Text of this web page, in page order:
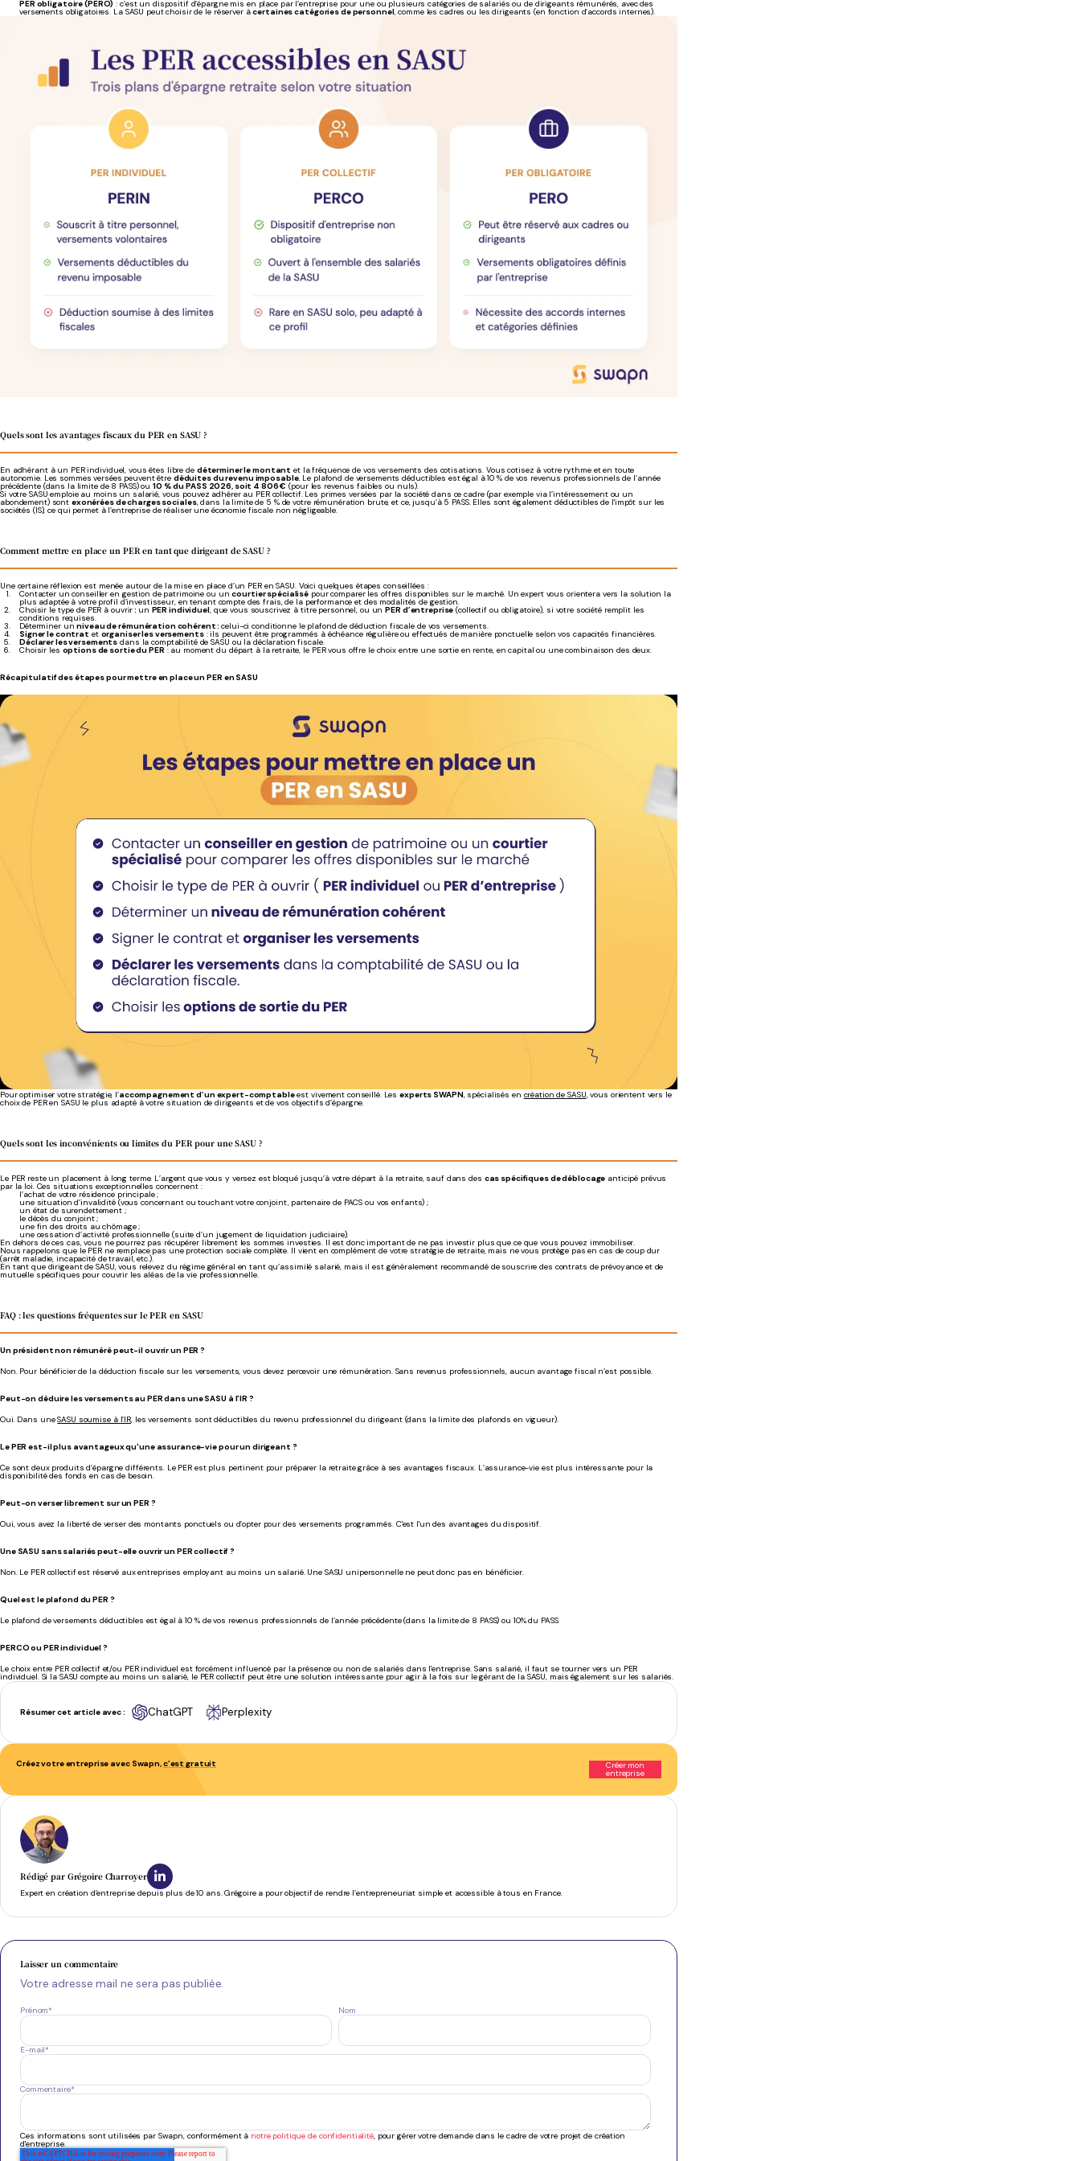
PER obligatoire (PERO) : c’est un dispositif d’épargne mis en place par l’entreprise pour une ou plusieurs catégories de salariés ou de dirigeants rémunérés, avec des
versements obligatoires. La SASU peut choisir de le réserver àcertaines catégories de personnel, comme les cadres ou les dirigeants (en fonction d’accords internes).
Quels sont les avantages fiscaux du PER en SASU ?
En adhérant à un PER individuel, vous êtes libre de déterminer le montant et la fréquence de vos versements des cotisations. Vous cotisez à votre rythme et en toute
autonomie. Les sommes versées peuvent être déduites du revenu imposable. Le plafond de versements déductibles est égal à 10 % de vos revenus professionnels de l’année
précédente (dans la limite de 8 PASS) ou10 % du PASS 2026, soit 4 806 € (pour les revenus faibles ou nuls).
Si votre SASU emploie au moins un salarié, vous pouvez adhérer au PER collectif. Les primes versées par la société dans ce cadre (par exemple via l’intéressement ou un
abondement) sont exonérées de charges sociales, dans la limite de 5 % de votre rémunération brute, et ce, jusqu’à 5 PASS. Elles sont également déductibles de l'impôt sur les
sociétés (IS), ce qui permet à l’entreprise de réaliser une économie fiscale non négligeable.
Comment mettre en place un PER en tant que dirigeant de SASU ?
Une certaine réflexion est menée autour de la mise en place d’un PER en SASU. Voici quelques étapes conseillées :
Contacter un conseiller en gestion de patrimoine ou uncourtier spécialisé pour comparer les offres disponibles sur le marché. Un expert vous orientera vers la solution la
plus adaptée à votre profil d’investisseur, en tenant compte des frais, de la performance et des modalités de gestion.
Choisir le type de PER à ouvrir: un PER individuel, que vous souscrivez à titre personnel, ou unPER d’entreprise (collectif ou obligatoire), si votre société remplit les
conditions requises.
Déterminer unniveau de rémunération cohérent :celui-ci conditionne le plafond de déduction fiscale de vos versements.
Signer le contrat et organiser les versements: ils peuvent être programmés à échéance régulière ou effectués de manière ponctuelle selon vos capacités financières.
Déclarer les versements dans la comptabilité de SASU ou la déclaration fiscale.
Choisir les options de sortie du PER : au moment du départ à la retraite, le PER vous offre le choix entre une sortie en rente, en capital ou une combinaison des deux.
Récapitulatif des étapes pour mettre en place un PER en SASU
Pour optimiser votre stratégie, l’accompagnement d’un expert-comptableest vivement conseillé. Lesexperts SWAPN, spécialisés en création de SASU , vous orientent vers le
choix de PER en SASU le plus adapté à votre situation de dirigeants et de vos objectifs d’épargne.
Quels sont les inconvénients ou limites du PER pour une SASU ?
Le PER reste un placement à long terme. L’argent que vous y versez est bloqué jusqu’à votre départ à la retraite, sauf dans des cas spécifiques de déblocage anticipé prévus
par la loi. Ces situations exceptionnelles concernent :
l’achat de votre résidence principale ;
une situation d’invalidité (vous concernant ou touchant votre conjoint, partenaire de PACS ou vos enfants) ;
un état de surendettement ;
le décès du conjoint ;
une fin des droits au chômage ;
une cessation d’activité professionnelle (suite d’un jugement de liquidation judiciaire).
En dehors de ces cas, vous ne pourrez pas récupérer librement les sommes investies. Il est donc important de ne pas investir plus que ce que vous pouvez immobiliser.
Nous rappelons que le PER ne remplace pas une protection sociale complète. Il vient en complément de votre stratégie de retraite, mais ne vous protège pas en cas de coup dur
(arrêt maladie, incapacité de travail, etc.).
En tant que dirigeant de SASU, vous relevez du régime général en tant qu’assimilé salarié, mais il est généralement recommandé de souscrire des contrats de prévoyance et de
mutuelle spécifiques pour couvrir les aléas de la vie professionnelle.
FAQ : les questions fréquentes sur le PER en SASU
Un président non rémunéré peut-il ouvrir un PER ?
Non. Pour bénéficier de la déduction fiscale sur les versements, vous devez percevoir une rémunération. Sans revenus professionnels, aucun avantage fiscal n’est possible.
Peut-on déduire les versements au PER dans une SASU à l'IR ?
Oui. Dans uneSASU soumise à l’IR , les versements sont déductibles du revenu professionnel du dirigeant (dans la limite des plafonds en vigueur).
Le PER est-il plus avantageux qu'une assurance-vie pour un dirigeant ?
Ce sont deux produits d’épargne différents. Le PER est plus pertinent pour préparer la retraite grâce à ses avantages fiscaux. L’assurance-vie est plus intéressante pour la
disponibilité des fonds en cas de besoin.
Peut-on verser librement sur un PER ?
Oui, vous avez la liberté de verser des montants ponctuels ou d’opter pour des versements programmés. C'est l'un des avantages du dispositif.
Une SASU sans salariés peut-elle ouvrir un PER collectif ?
Non. Le PER collectif est réservé aux entreprises employant au moins un salarié. Une SASU unipersonnelle ne peut donc pas en bénéficier.
Quel est le plafond du PER ?
Le plafond de versements déductibles est égal à 10 % de vos revenus professionnels de l’année précédente (dans la limite de 8 PASS) ou 10% du PASS.
PERCO ou PER individuel ?
Le choix entre PER collectif et/ou PER individuel est forcément influencé par la présence ou non de salariés dans l'entreprise. Sans salarié, il faut se tourner vers un PER
individuel. Si la SASU compte au moins un salarié, le PER collectif peut être une solution intéressante pour agir à la fois sur le gérant de la SASU, mais également sur les salariés.
Résumer cet article avec : ChatGPT Perplexity
Créez votre entreprise avec Swapn,c’est gratuit
Créer mon
entreprise
Rédigé par Grégoire Charroyer
Expert en création d’entreprise depuis plus de 10 ans. Grégoire a pour objectif de rendre l’entrepreneuriat simple et accessible à tous en France.
Laisser un commentaire
Votre adresse mail ne sera pas publiée.
Prénom* Nom
E-mail*
Commentaire*
Ces informations sont utilisées par Swapn, conformément à notre politique de confidentialité, pour gérer votre demande dans le cadre de votre projet de création
d'entreprise.